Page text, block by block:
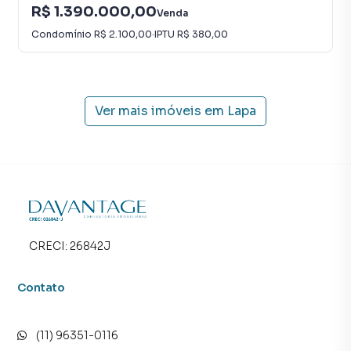
Cobertura Espetacular na Lapa - O Seu Refúgio no Coração
da Cidade
escolha ideal. Com seus generosos 239m², esta é uma
oportunidade única de adquirir um espaço que oferece o
Principais Atributos da Cobertura:
requinte, esta cobertura oferece espaço de sobra para
panorâmicas da cidade. Esta cobertura proporciona uma
R$ 1.390.000,00Venda
Condomínio R$ 2.100,00·IPTU R$ 380,00
Ver mais imóveis em Lapa
CRECI: 26842J
Contato
(11) 96351-0116